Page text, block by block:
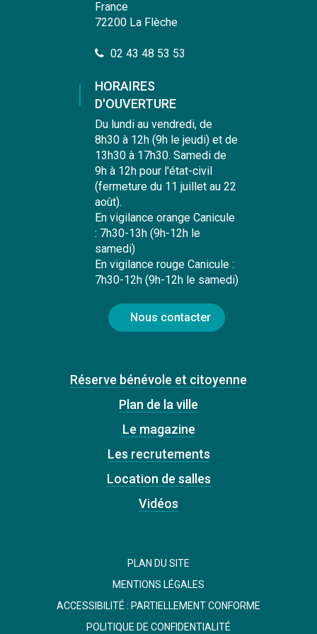
France
72200 La Flèche
02 43 48 53 53
HORAIRES
D'OUVERTURE
Du lundi au vendredi, de
8h30 à 12h (9h le jeudi) et de
13h30 à 17h30. Samedi de
9h à 12h pour l'état-civil
(fermeture du 11 juillet au 22
août).
En vigilance orange Canicule
: 7h30-13h (9h-12h le
samedi)
En vigilance rouge Canicule :
7h30-12h (9h-12h le samedi)
Nous contacter
Réserve bénévole et citoyenne
Plan de la ville
Le magazine
Les recrutements
Location de salles
Vidéos
PLAN DU SITE
MENTIONS LÉGALES
ACCESSIBILITÉ : PARTIELLEMENT CONFORME
POLITIQUE DE CONFIDENTIALITÉ